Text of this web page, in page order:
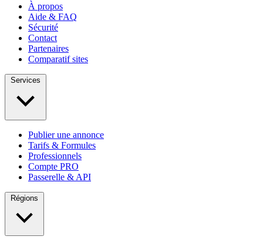
À propos
Aide & FAQ
Sécurité
Contact
Partenaires
Comparatif sites
Services
Publier une annonce
Tarifs & Formules
Professionnels
Compte PRO
Passerelle & API
Régions